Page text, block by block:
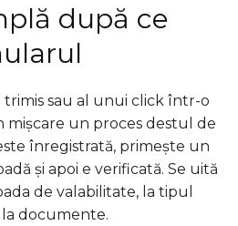
după ce
sau al unui click într-o
mișcare un proces destul de
înregistrată, primește un
și apoi e verificată. Se uită
de valabilitate, la tipul
la documente.